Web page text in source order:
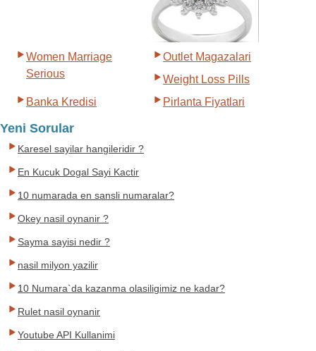
Women Marriage
Serious
Outlet Magazalari
Weight Loss Pills
Banka Kredisi
Pirlanta Fiyatlari
Yeni Sorular
Karesel sayilar hangileridir ?
En Kucuk Dogal Sayi Kactir
10 numarada en sansli numaralar?
Okey nasil oynanir ?
Sayma sayisi nedir ?
nasil milyon yazilir
10 Numara`da kazanma olasiligimiz ne kadar?
Rulet nasil oynanir
Youtube API Kullanimi